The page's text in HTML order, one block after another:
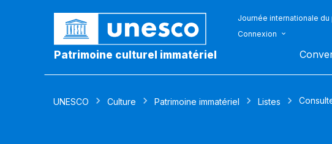
Patrimoine culturel immatériel
Journée internationale
Connexion
UNESCO Culture Patrimoine immatériel Listes